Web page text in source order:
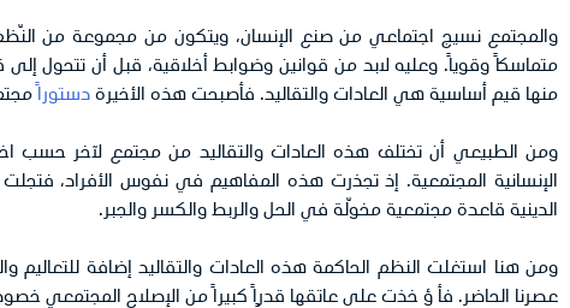
والمجتمع نسيج اجتماعي من صنع الإنسان، ويتكون من مجموعة من
متماسكاً وقوياً. وعليه لابد من قوانين وضوابط أخلاقية، قبل أن تتحول
منها قيم أساسية هي العادات والتقاليد. فأصبحت هذه الأخيرةدستوراً
ومن الطبيعي أن تختلف هذه العادات والتقاليد من مجتمع لآخر حسب
الإنسانية المجتمعية. إذ تجذرت هذه المفاهيم في نفوس الأفراد، فتجلت
الدينية قاعدة مجتمعية مخوّلة في الحل والربط والكسر والجبر.
ومن هنا استغلت النظم الحاكمة هذه العادات والتقاليد إضافة
عصرنا الحاضر. فأ ؤ خذت على عاتقها قدرٍاً كبيراً من الإصلاح المجتمعي